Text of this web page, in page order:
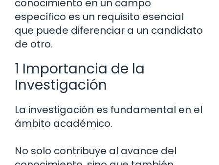
conocimiento en un campo
específico es un requisito esencial
que puede diferenciar a un candidato
de otro.
1 Importancia de la
Investigación
La investigación es fundamental en el
ámbito académico.
No solo contribuye al avance del